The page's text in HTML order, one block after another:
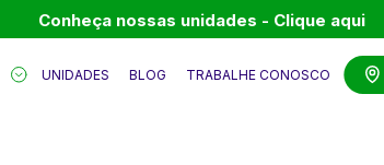
Conheça nossas unidades - Clique aqui
UNIDADES BLOG TRABALHE CONOSCO